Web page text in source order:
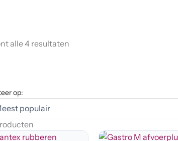
alle 4 resultaten
op: